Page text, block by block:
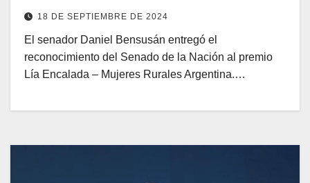
18 DE SEPTIEMBRE DE 2024
El senador Daniel Bensusán entregó el
reconocimiento del Senado de la Nación al premio
Lía Encalada – Mujeres Rurales Argentina.…